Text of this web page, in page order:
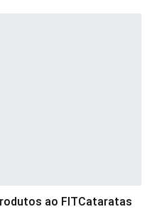
ao FITCataratas